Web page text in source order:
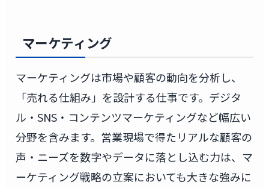
マーケティング
マーケティングは市場や顧客の動向を分析し、
「売れる仕組み」を設計する仕事です。デジタ
ル・SNS・コンテンツマーケティングなど幅広い
分野を含みます。営業現場で得たリアルな顧客の
声・ニーズを数字やデータに落とし込む力は、マ
ーケティング戦略の立案においても大きな強みに